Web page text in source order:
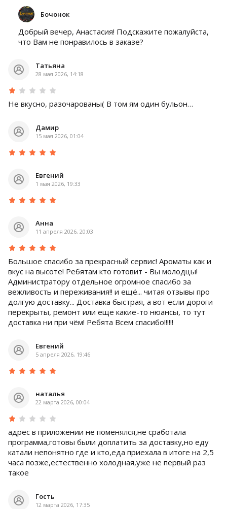
Бочонок
Добрый вечер, Анастасия! Подскажите пожалуйста,
что Вам не понравилось в заказе?
Татьяна
28 мая 2026, 14:18
Не вкусно, разочарованы( В том ям один бульон…
Дамир
15 мая 2026, 01:04
Евгений
1 мая 2026, 19:33
Анна
11 апреля 2026, 20:03
Большое спасибо за прекрасный сервис! Ароматы как и
вкус на высоте! Ребятам кто готовит - Вы молодцы!
Администратору отдельное огромное спасибо за
вежливость и переживания!! и ещё... читая отзывы про
долгую доставку... Доставка быстрая, а вот если дороги
перекрыты, ремонт или еще какие-то нюансы, то тут
доставка ни при чём! Ребята Всем спасибо!!!!!!
Евгений
5 апреля 2026, 19:46
наталья
22 марта 2026, 00:04
адрес в приложении не поменялся,не сработала
программа,готовы были доплатить за доставку,но еду
катали непонятно где и кто,еда приехала в итоге на 2,5
часа позже,естественно холодная,уже не первый раз
такое
Гость
12 марта 2026, 17:35